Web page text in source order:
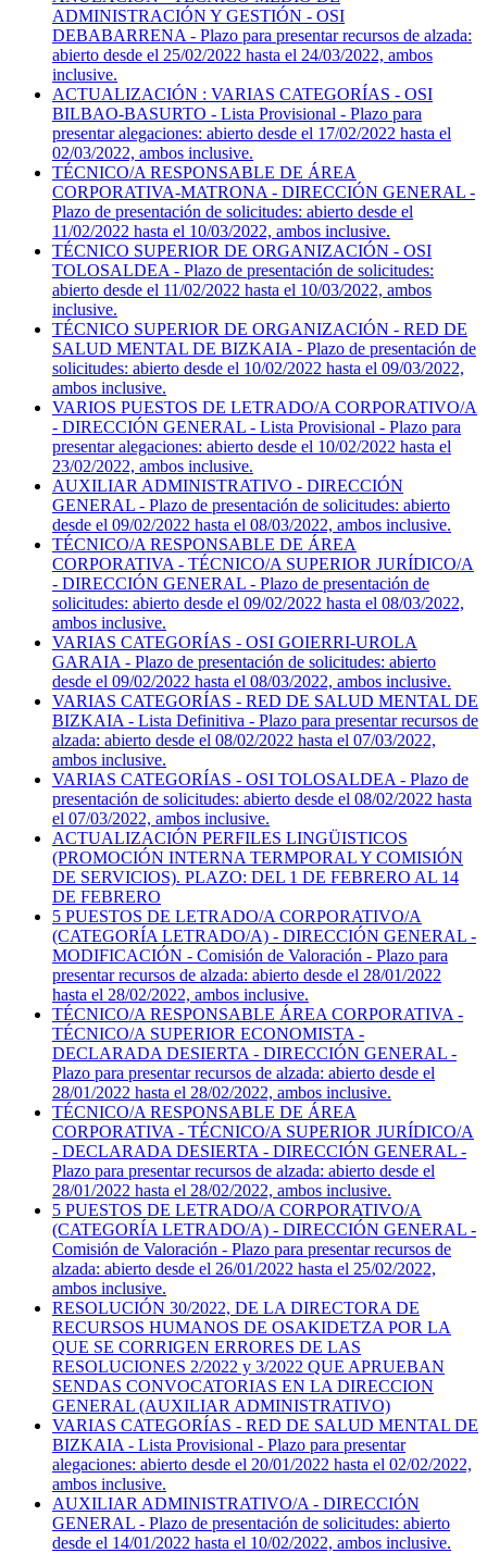
ADMINISTRACIÓN Y GESTIÓN - OSI
DEBABARRENA - Plazo para presentar recursos de alzada:
abierto desde el 25/02/2022 hasta el 24/03/2022, ambos
inclusive.
ACTUALIZACIÓN : VARIAS CATEGORÍAS - OSI
BILBAO-BASURTO - Lista Provisional - Plazo para
presentar alegaciones: abierto desde el 17/02/2022 hasta el
02/03/2022, ambos inclusive.
TÉCNICO/A RESPONSABLE DE ÁREA
CORPORATIVA-MATRONA - DIRECCIÓN GENERAL -
Plazo de presentación de solicitudes: abierto desde el
11/02/2022 hasta el 10/03/2022, ambos inclusive.
TÉCNICO SUPERIOR DE ORGANIZACIÓN - OSI
TOLOSALDEA - Plazo de presentación de solicitudes:
abierto desde el 11/02/2022 hasta el 10/03/2022, ambos
inclusive.
TÉCNICO SUPERIOR DE ORGANIZACIÓN - RED DE
SALUD MENTAL DE BIZKAIA - Plazo de presentación de
solicitudes: abierto desde el 10/02/2022 hasta el 09/03/2022,
ambos inclusive.
VARIOS PUESTOS DE LETRADO/A CORPORATIVO/A
- DIRECCIÓN GENERAL - Lista Provisional - Plazo para
presentar alegaciones: abierto desde el 10/02/2022 hasta el
23/02/2022, ambos inclusive.
AUXILIAR ADMINISTRATIVO - DIRECCIÓN
GENERAL - Plazo de presentación de solicitudes: abierto
desde el 09/02/2022 hasta el 08/03/2022, ambos inclusive.
TÉCNICO/A RESPONSABLE DE ÁREA
CORPORATIVA - TÉCNICO/A SUPERIOR JURÍDICO/A
- DIRECCIÓN GENERAL - Plazo de presentación de
solicitudes: abierto desde el 09/02/2022 hasta el 08/03/2022,
ambos inclusive.
VARIAS CATEGORÍAS - OSI GOIERRI-UROLA
GARAIA - Plazo de presentación de solicitudes: abierto
desde el 09/02/2022 hasta el 08/03/2022, ambos inclusive.
VARIAS CATEGORÍAS - RED DE SALUD MENTAL DE
BIZKAIA - Lista Definitiva - Plazo para presentar recursos de
alzada: abierto desde el 08/02/2022 hasta el 07/03/2022,
ambos inclusive.
VARIAS CATEGORÍAS - OSI TOLOSALDEA - Plazo de
presentación de solicitudes: abierto desde el 08/02/2022 hasta
el 07/03/2022, ambos inclusive.
ACTUALIZACIÓN PERFILES LINGÜISTICOS
(PROMOCIÓN INTERNA TERMPORAL Y COMISIÓN
DE SERVICIOS). PLAZO: DEL 1 DE FEBRERO AL 14
DE FEBRERO
5 PUESTOS DE LETRADO/A CORPORATIVO/A
(CATEGORÍA LETRADO/A) - DIRECCIÓN GENERAL -
MODIFICACIÓN - Comisión de Valoración - Plazo para
presentar recursos de alzada: abierto desde el 28/01/2022
hasta el 28/02/2022, ambos inclusive.
TÉCNICO/A RESPONSABLE ÁREA CORPORATIVA -
TÉCNICO/A SUPERIOR ECONOMISTA -
DECLARADA DESIERTA - DIRECCIÓN GENERAL -
Plazo para presentar recursos de alzada: abierto desde el
28/01/2022 hasta el 28/02/2022, ambos inclusive.
TÉCNICO/A RESPONSABLE DE ÁREA
CORPORATIVA - TÉCNICO/A SUPERIOR JURÍDICO/A
- DECLARADA DESIERTA - DIRECCIÓN GENERAL -
Plazo para presentar recursos de alzada: abierto desde el
28/01/2022 hasta el 28/02/2022, ambos inclusive.
5 PUESTOS DE LETRADO/A CORPORATIVO/A
(CATEGORÍA LETRADO/A) - DIRECCIÓN GENERAL -
Comisión de Valoración - Plazo para presentar recursos de
alzada: abierto desde el 26/01/2022 hasta el 25/02/2022,
ambos inclusive.
RESOLUCIÓN 30/2022, DE LA DIRECTORA DE
RECURSOS HUMANOS DE OSAKIDETZA POR LA
QUE SE CORRIGEN ERRORES DE LAS
RESOLUCIONES 2/2022 y 3/2022 QUE APRUEBAN
SENDAS CONVOCATORIAS EN LA DIRECCION
GENERAL (AUXILIAR ADMINISTRATIVO)
VARIAS CATEGORÍAS - RED DE SALUD MENTAL DE
BIZKAIA - Lista Provisional - Plazo para presentar
alegaciones: abierto desde el 20/01/2022 hasta el 02/02/2022,
ambos inclusive.
AUXILIAR ADMINISTRATIVO/A - DIRECCIÓN
GENERAL - Plazo de presentación de solicitudes: abierto
desde el 14/01/2022 hasta el 10/02/2022, ambos inclusive.